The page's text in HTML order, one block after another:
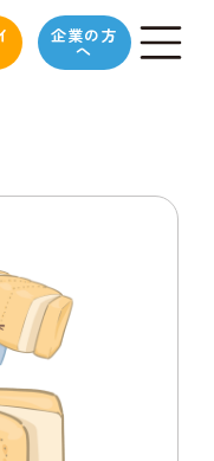
企業の方
へ